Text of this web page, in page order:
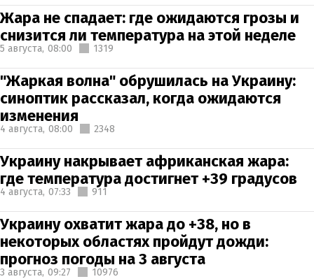
Жара не спадает: где ожидаются грозы и
снизится ли температура на этой неделе
5 августа, 08:00 1319
"Жаркая волна" обрушилась на Украину:
синоптик рассказал, когда ожидаются
изменения
4 августа, 08:00 2348
Украину накрывает африканская жара:
где температура достигнет +39 градусов
4 августа, 07:33 911
Украину охватит жара до +38, но в
некоторых областях пройдут дожди:
прогноз погоды на 3 августа
3 августа, 09:27 10976